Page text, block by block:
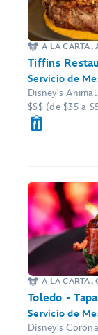
A LA CARTA,
Tiffins
Servicio de
Disney's
$$$ (de $35 a
A LA CARTA,
Toledo -
Servicio de
Disney's